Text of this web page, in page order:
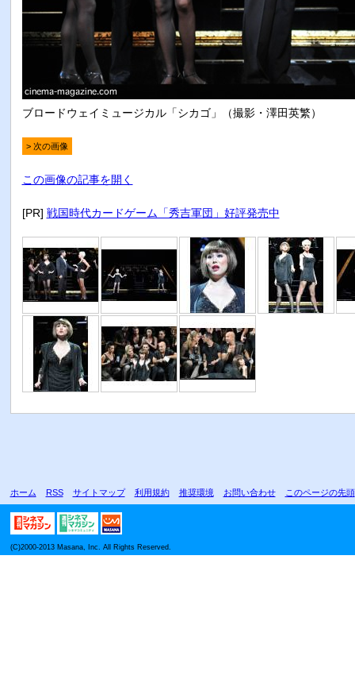
ブロードウェイミュージカル「シカゴ」（撮影・澤田英繁）
> 次の画像
この画像の記事を開く
[PR] 戦国時代カードゲーム「秀吉軍団」好評発売中
ホーム RSS サイトマップ 利用規約 推奨環境 お問い合わせ このページの先頭
(C)2000-2013 Masana, Inc. All Rights Reserved.